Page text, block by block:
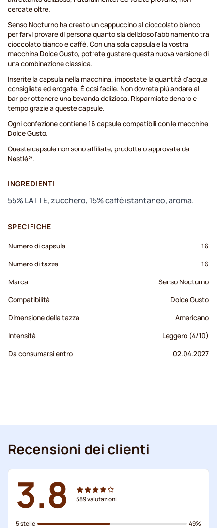
cercate oltre.
Senso Nocturno ha creato un cappuccino al cioccolato bianco
per farvi provare di persona quanto sia delizioso l'abbinamento tra
cioccolato bianco e caffè. Con una sola capsula e la vostra
macchina Dolce Gusto, potrete gustare questa nuova versione di
una combinazione classica.
Inserite la capsula nella macchina, impostate la quantità d'acqua
consigliata ed erogate. È così facile. Non dovrete più andare al
bar per ottenere una bevanda deliziosa. Risparmiate denaro e
tempo grazie a queste capsule.
Ogni confezione contiene 16 capsule compatibili con le macchine
Dolce Gusto.
Queste capsule non sono affiliate, prodotte o approvate da
Nestlé®.
INGREDIENTI
55% LATTE, zucchero, 15% caffè istantaneo, aroma.
SPECIFICHE
Numero di capsule
16
Numero di tazze
16
Marca
Senso Nocturno
Compatibilità
Dolce Gusto
Dimensione della tazza
Americano
Intensità
Leggero (4/10)
Da consumarsi entro
02.04.2027
Recensioni dei clienti
3.8 589valutazioni
5 stelle
49%